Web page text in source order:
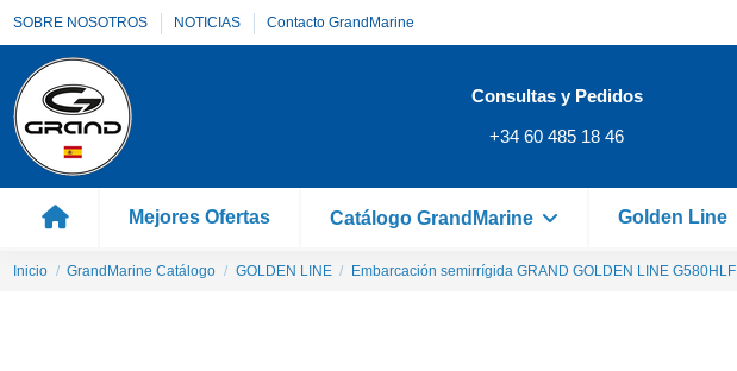
SOBRE NOSOTROS NOTICIAS Contacto GrandMarine
Consultas y Pedidos
+34 60 485 18 46
Mejores Ofertas Catálogo GrandMarine Golden Line
Inicio GrandMarine Catálogo GOLDEN LINE Embarcación semirrígida GRAND GOLDEN LINE G580HLF